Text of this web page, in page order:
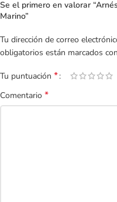
Se el primero en valorar
Marino”
Tu dirección de correo
obligatorios están marcados con
Tu puntuación *
Comentario *